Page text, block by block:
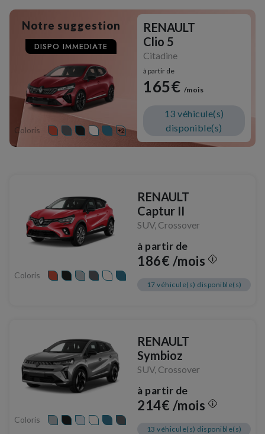
Notre suggestion
DISPO IMMEDIATE
Coloris +2
RENAULT
Clio 5
Citadine
à partir de
165€ /mois
13 véhicule(s)
disponible(s)
Coloris
RENAULT
Captur II
SUV, Crossover
à partir de
186€ /mois
17 véhicule(s) disponible(s)
Coloris
RENAULT
Symbioz
SUV, Crossover
à partir de
214€ /mois
13 véhicule(s) disponible(s)